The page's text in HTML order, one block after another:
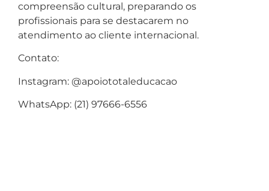
compreensão cultural, preparando os
profissionais para se destacarem no
atendimento ao cliente internacional.
Contato:
Instagram: @apoiototaleducacao
WhatsApp: (21) 97666-6556